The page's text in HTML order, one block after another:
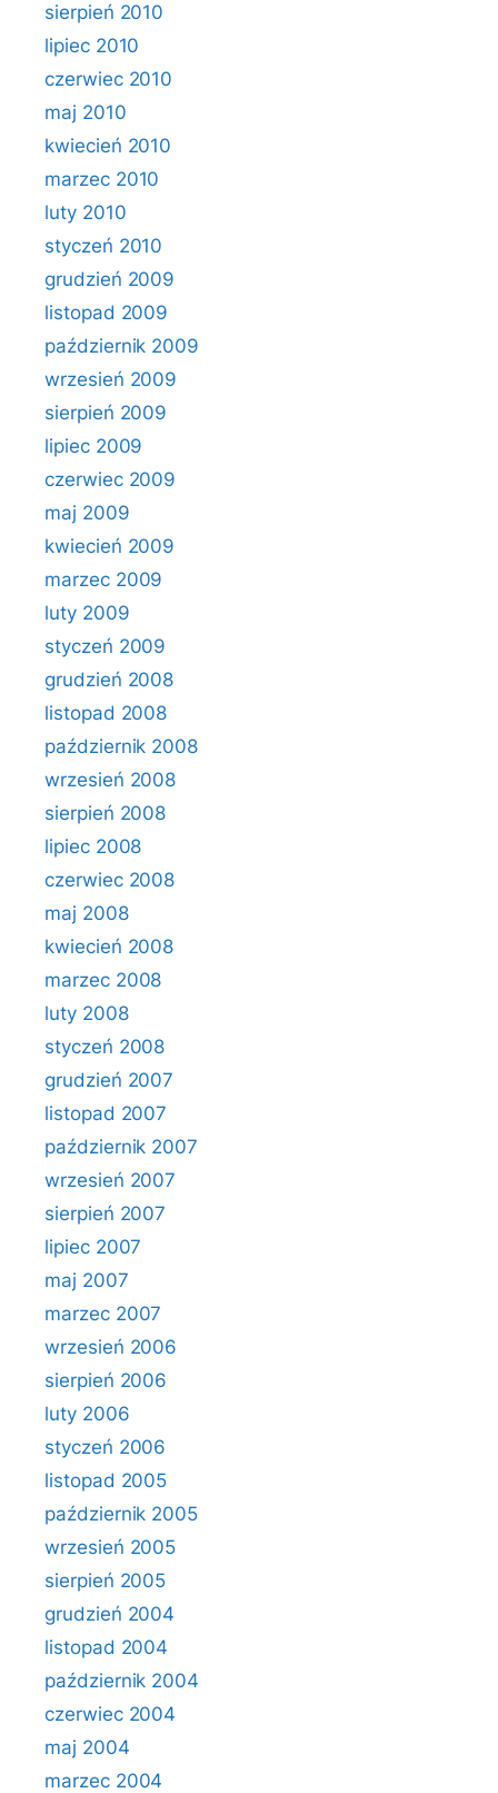
sierpień 2010
lipiec 2010
czerwiec 2010
maj 2010
kwiecień 2010
marzec 2010
luty 2010
styczeń 2010
grudzień 2009
listopad 2009
październik 2009
wrzesień 2009
sierpień 2009
lipiec 2009
czerwiec 2009
maj 2009
kwiecień 2009
marzec 2009
luty 2009
styczeń 2009
grudzień 2008
listopad 2008
październik 2008
wrzesień 2008
sierpień 2008
lipiec 2008
czerwiec 2008
maj 2008
kwiecień 2008
marzec 2008
luty 2008
styczeń 2008
grudzień 2007
listopad 2007
październik 2007
wrzesień 2007
sierpień 2007
lipiec 2007
maj 2007
marzec 2007
wrzesień 2006
sierpień 2006
luty 2006
styczeń 2006
listopad 2005
październik 2005
wrzesień 2005
sierpień 2005
grudzień 2004
listopad 2004
październik 2004
czerwiec 2004
maj 2004
marzec 2004